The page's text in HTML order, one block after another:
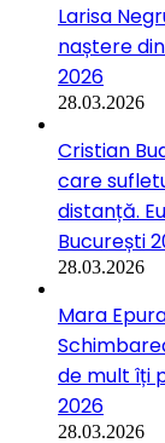
Larisa
naștere
2026
28.03.2026
Cristian
care
distanță.
București
28.03.2026
Mara
de mult îți
2026
28.03.2026